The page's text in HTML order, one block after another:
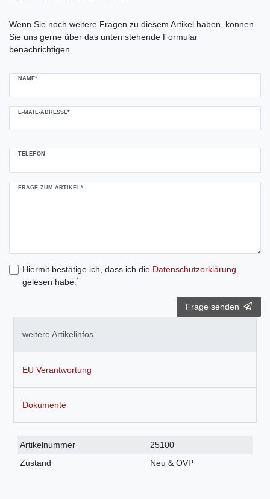
Wenn Sie noch weitere Fragen zu diesem Artikel haben, können
Sie uns gerne über das unten stehende Formular
benachrichtigen.
NAME*
E-MAIL-ADRESSE*
TELEFON
FRAGE ZUM ARTIKEL*
Hiermit bestätige ich, dass ich die Daten­schutz­erklärung
gelesen habe. *
Frage senden
weitere Artikelinfos
EU Verantwortung
Dokumente
Technisches
Merkmal
Wert
Artikelnummer
25100
Zustand
Neu & OVP